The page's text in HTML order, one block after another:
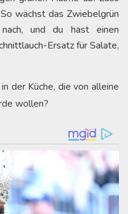
wächst das Zwiebelgrün
und du hast einen
Ersatz für Salate,
der Küche, die von alleine
wollen?